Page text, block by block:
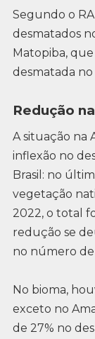
Segundo o
desmatados
Matopiba,
desmatada no
Redução
A situação na
inflexão no
Brasil: no
vegetação
2022, o total
redução se
no número de
No bioma,
exceto no
de 27% no